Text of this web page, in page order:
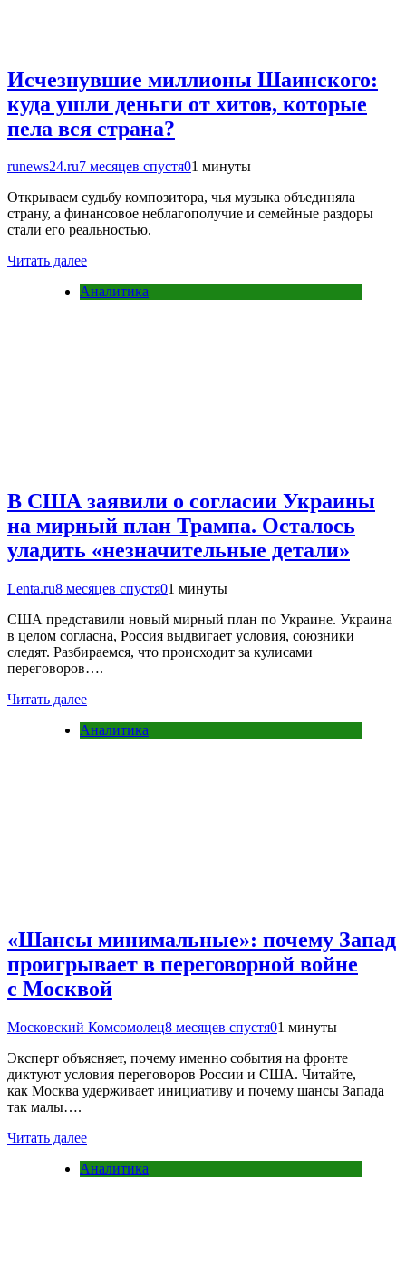
Исчезнувшие миллионы Шаинского:
куда ушли деньги от хитов, которые
пела вся страна?
runews24.ru7 месяцев спустя01 минуты
Открываем судьбу композитора, чья музыка объединяла
страну, а финансовое неблагополучие и семейные раздоры
стали его реальностью.
Читать далее
Аналитика
В США заявили о согласии Украины
на мирный план Трампа. Осталось
уладить «незначительные детали»
Lenta.ru8 месяцев спустя01 минуты
США представили новый мирный план по Украине. Украина
в целом согласна, Россия выдвигает условия, союзники
следят. Разбираемся, что происходит за кулисами
переговоров….
Читать далее
Аналитика
«Шансы минимальные»: почему Запад
проигрывает в переговорной войне
с Москвой
Московский Комсомолец8 месяцев спустя01 минуты
Эксперт объясняет, почему именно события на фронте
диктуют условия переговоров России и США. Читайте,
как Москва удерживает инициативу и почему шансы Запада
так малы….
Читать далее
Аналитика